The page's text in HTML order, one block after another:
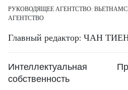
РУКОВОДЯЩЕЕ АГЕНТСТВО:
АГЕНТСТВО
Главный редактор: ЧАН
Интеллектуальная
собственность